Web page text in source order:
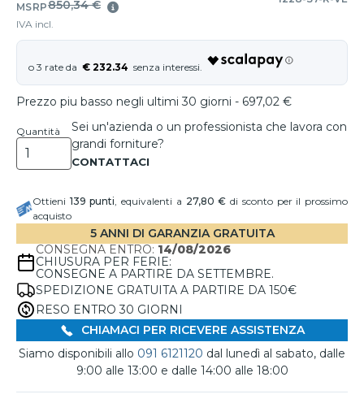
MSRP850,34 €
IVA incl.
€ 232.34
Prezzo piu basso negli ultimi 30 giorni - 697,02 €
Quantità
Sei un'azienda o un professionista che lavora con
grandi forniture?
Ottieni 139 punti, equivalenti a 27,80 € di sconto per il prossimo
acquisto
5 ANNI DI GARANZIA GRATUITA
CONSEGNA ENTRO: 14/08/2026
CHIUSURA PER FERIE:
CONSEGNE A PARTIRE DA SETTEMBRE.
SPEDIZIONE GRATUITA A PARTIRE DA 150€
RESO ENTRO 30 GIORNI
CHIAMACI PER RICEVERE ASSISTENZA
Siamo disponibili allo 091 6121120 dal lunedì al sabato, dalle
9:00 alle 13:00 e dalle 14:00 alle 18:00